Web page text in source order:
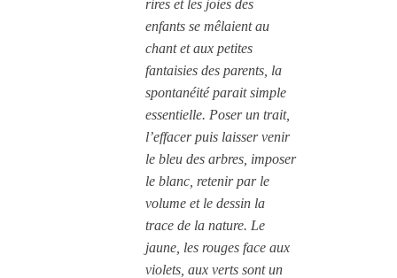
rires et les joies des
enfants se mêlaient au
chant et aux petites
fantaisies des parents, la
spontanéité parait simple
essentielle. Poser un trait,
l’effacer puis laisser venir
le bleu des arbres, imposer
le blanc, retenir par le
volume et le dessin la
trace de la nature. Le
jaune, les rouges face aux
violets, aux verts sont un